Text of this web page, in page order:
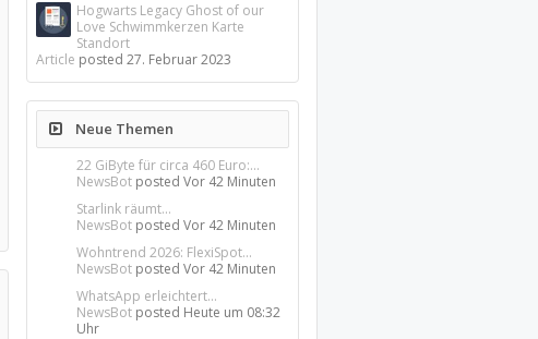
Hogwarts Legacy Ghost of our
Love Schwimmkerzen Karte
Standort
Article posted27. Februar 2023
Neue Themen
22 GiByte für circa 460 Euro:...
NewsBot postedVor 42 Minuten
Starlink räumt...
NewsBot postedVor 42 Minuten
Wohntrend 2026: FlexiSpot...
NewsBot postedVor 42 Minuten
WhatsApp erleichtert...
NewsBot posted Heute um 08:32
Uhr